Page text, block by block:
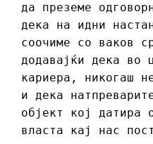
да преземе
дека на идни
соочиме со ваков
додавајќи дека во
кариера, никогаш
и дека
објект кој датира
власта кај нас